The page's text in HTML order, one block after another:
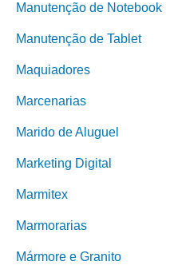
Manutenção de Notebook
Manutenção de Tablet
Maquiadores
Marcenarias
Marido de Aluguel
Marketing Digital
Marmitex
Marmorarias
Mármore e Granito